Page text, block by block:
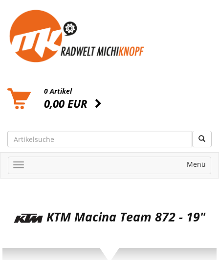
0 Artikel
0,00 EUR
Menü
KTM Macina Team 872 - 19"